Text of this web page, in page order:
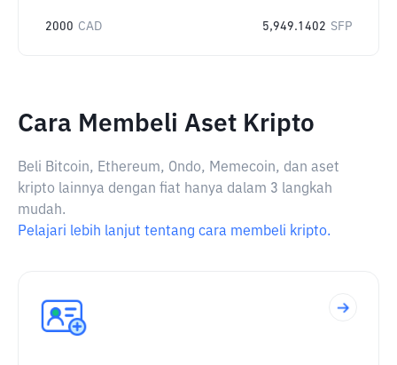
2000 CAD 5,949.1402 SFP
Cara Membeli Aset Kripto
Beli Bitcoin, Ethereum, Ondo, Memecoin, dan aset
kripto lainnya dengan fiat hanya dalam 3 langkah
mudah.
Pelajari lebih lanjut tentang cara membeli kripto.